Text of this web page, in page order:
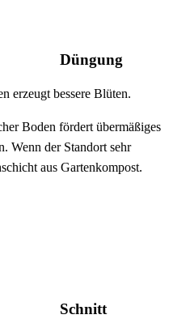
Düngung
erzeugt bessere Blüten.
Boden fördert übermäßiges
Wenn der Standort sehr
aus Gartenkompost.
Schnitt